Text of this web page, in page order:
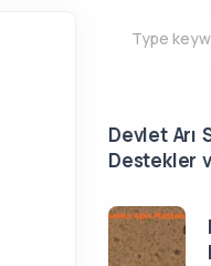
Devlet Arı
Destekler